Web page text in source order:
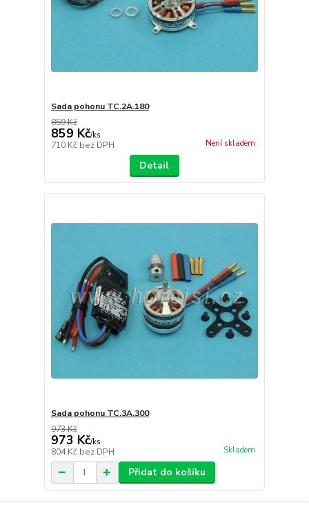
Sada pohonu TC.2A.180
859 Kč
859 Kč/ks
710 Kč bez DPH Není skladem
Detail
Sada pohonu TC.3A.300
973 Kč
973 Kč/ks
804 Kč bez DPH Skladem
Přidat do košíku